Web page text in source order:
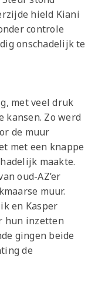
hield Kiani
controle
onschadelijk te
met veel druk
kansen. Zo werd
de muur
met een knappe
maakte.
oud-AZ’er
muur.
en Kasper
hun inzetten
gingen beide
de